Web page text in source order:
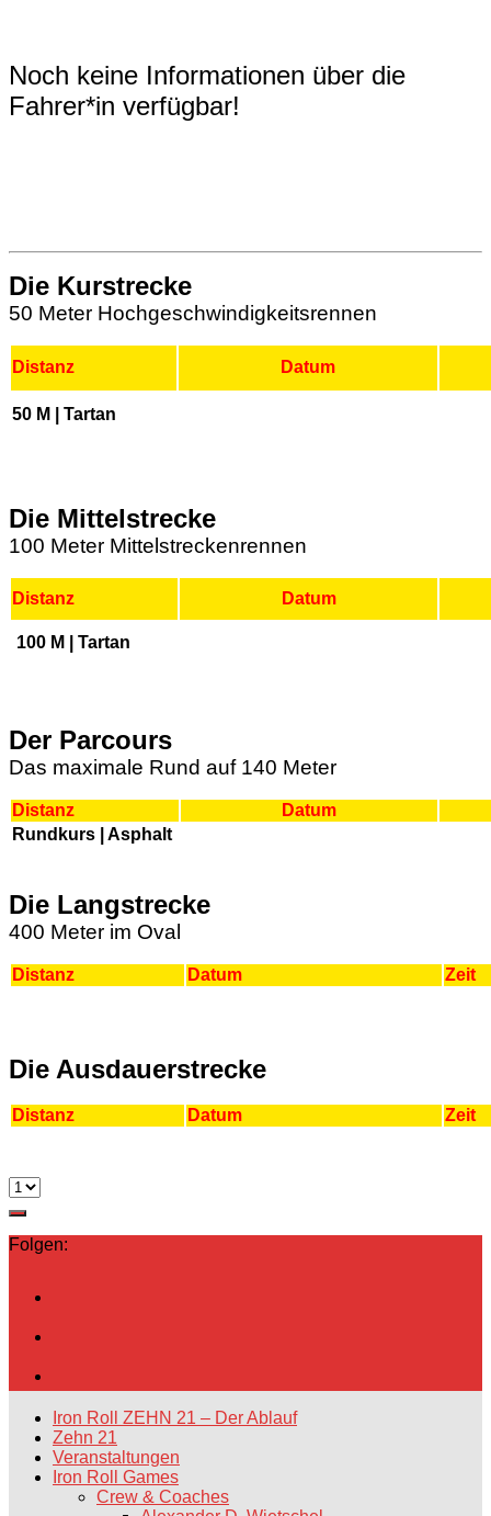
Noch keine Informationen über die
Fahrer*in verfügbar!
Die Kurstrecke
50 Meter Hochgeschwindigkeitsrennen
Distanz Datum
50 M | Tartan
Die Mittelstrecke
100 Meter Mittelstreckenrennen
Distanz Datum
100 M | Tartan
Der Parcours
Das maximale Rund auf 140 Meter
Distanz
Datum
Rundkurs | Asphalt
Die Langstrecke
400 Meter im Oval
Distanz Datum Zeit
Die Ausdauerstrecke
Distanz Datum Zeit
Folgen:
Iron Roll ZEHN 21 – Der Ablauf
Zehn 21
Veranstaltungen
Iron Roll Games
Crew & Coaches